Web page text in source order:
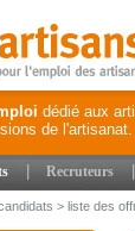
dédié aux
de l'artisanat.
Recruteurs
> liste des